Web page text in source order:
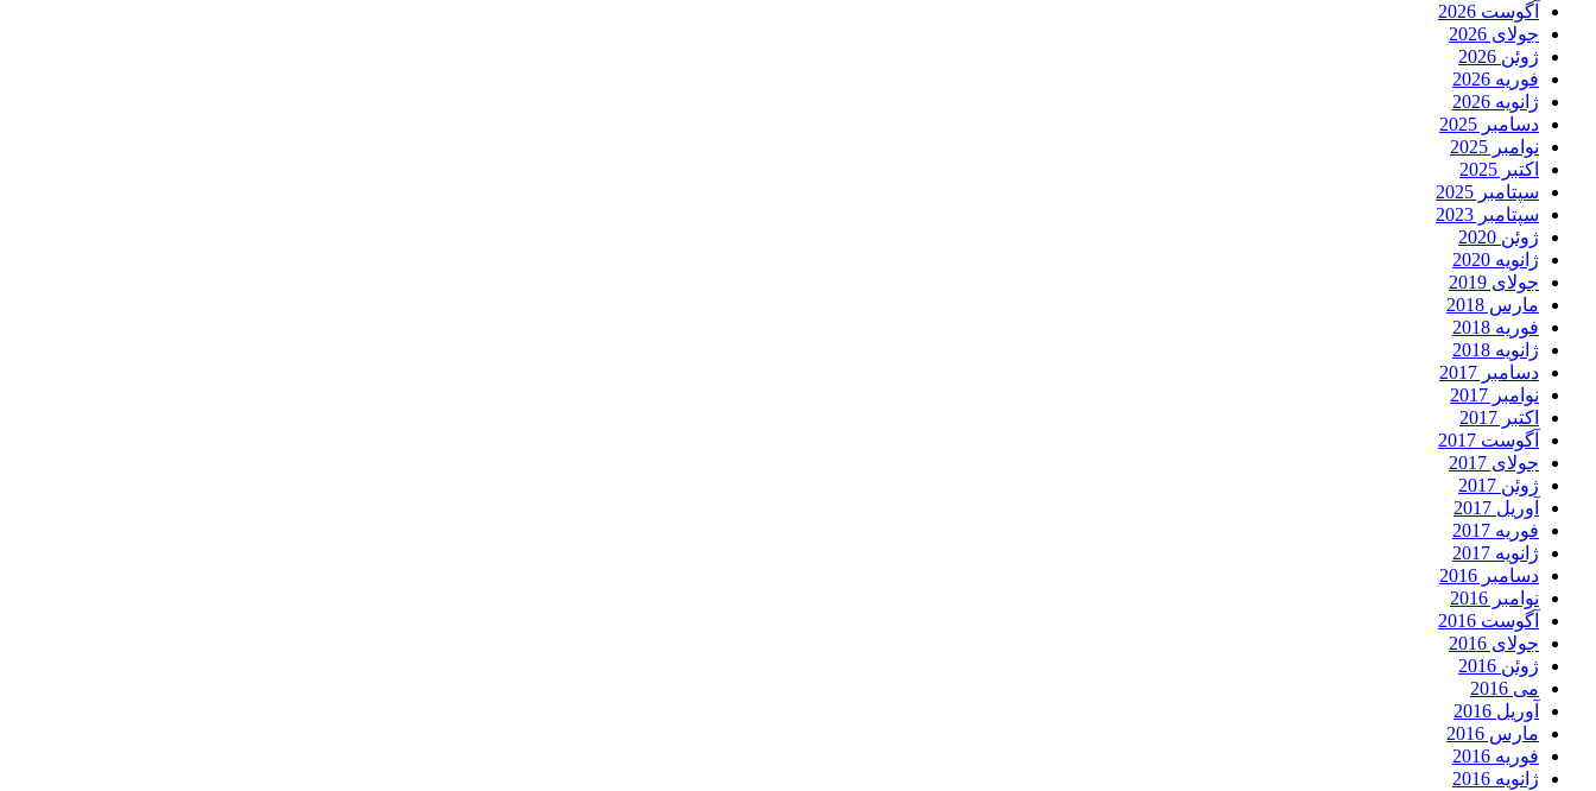
آگوست 2026
جولای 2026
ژوئن 2026
فوریه 2026
ژانویه 2026
دسامبر 2025
نوامبر 2025
اکتبر 2025
سپتامبر 2025
سپتامبر 2023
ژوئن 2020
ژانویه 2020
جولای 2019
مارس 2018
فوریه 2018
ژانویه 2018
دسامبر 2017
نوامبر 2017
اکتبر 2017
آگوست 2017
جولای 2017
ژوئن 2017
آوریل 2017
فوریه 2017
ژانویه 2017
دسامبر 2016
نوامبر 2016
آگوست 2016
جولای 2016
ژوئن 2016
می 2016
آوریل 2016
مارس 2016
فوریه 2016
ژانویه 2016